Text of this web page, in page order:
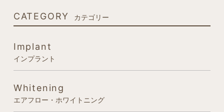
CATEGORY カテゴリー
Implant
インプラント
Whitening
エアフロー・ホワイトニング